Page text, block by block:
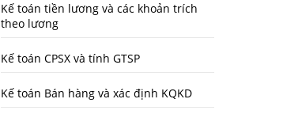
Kế toán tiền lương và các khoản trích
theo lương
Kế toán CPSX và tính GTSP
Kế toán Bán hàng và xác định KQKD